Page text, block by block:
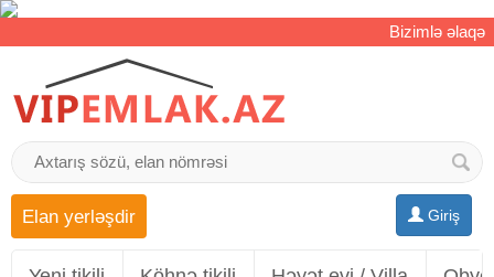
Bizimlə əlaqə
Giriş
Elan yerləşdir